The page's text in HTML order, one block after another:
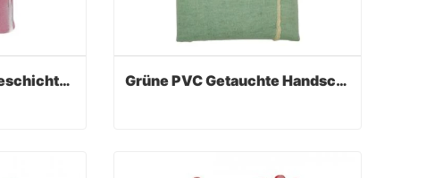
Ölbeständige PVC-beschichtete Handschuhe Grüne PVC Getauchte Handschuhe Interlock Liner 16Inch
Contact Now